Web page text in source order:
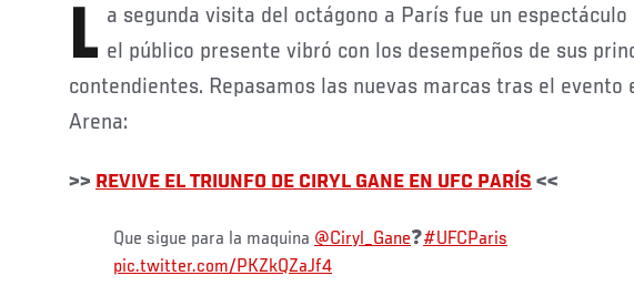
La segunda visita del octágono a París fue un espectáculo en el que el público presente vibró con los desempeños de sus
contendientes. Repasamos las nuevas marcas tras el evento
Arena:
>> REVIVE EL TRIUNFO DE CIRYL GANE EN UFC PARÍS <<
Que sigue para la maquina @Ciryl_Gane❓#UFCParis
pic.twitter.com/PKZkQZaJf4